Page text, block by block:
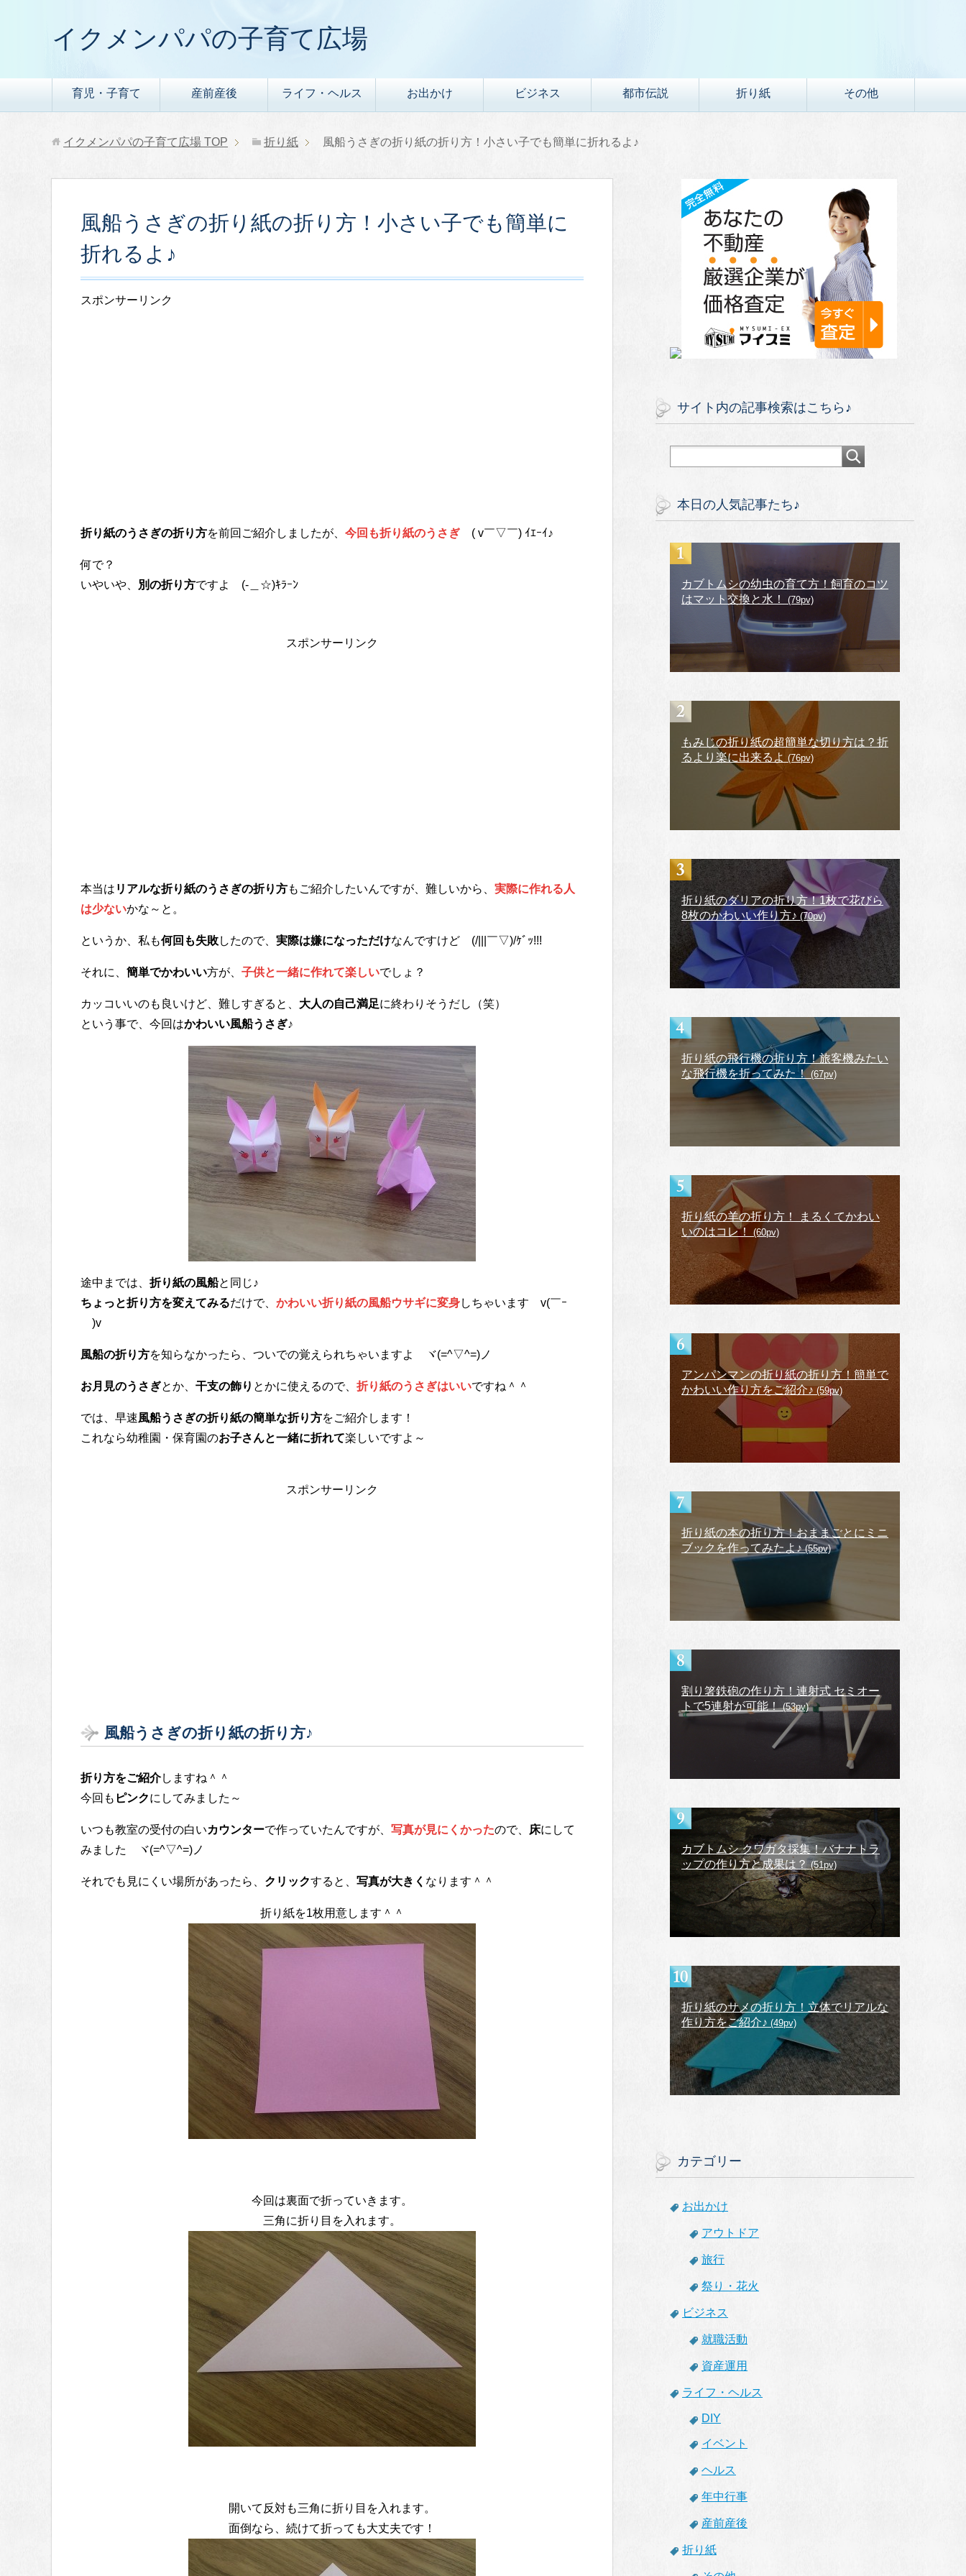
イクメンパパの子育て広場
育児・子育て 産前産後 ライフ・ヘルス お出かけ ビジネス 都市伝説 折り紙 その他
イクメンパパの子育て広場 TOP 折り紙 風船うさぎの折り紙の折り方！小さい子でも簡単に折れるよ♪
風船うさぎの折り紙の折り方！小さい子でも簡単に
折れるよ♪
スポンサーリンク
折り紙のうさぎの折り方を前回ご紹介しましたが、 今回も折り紙のうさぎ ( v￣▽￣) ｲｴｰｲ♪
何で？
いやいや、
別の折り方ですよ (-＿☆)ｷﾗｰﾝ
スポンサーリンク
本当は リアルな折り紙のうさぎの折り方もご紹介したいんですが、難しいから、 実際に作れる人
は少ないかな～と。
というか、私も何回も失敗したので、 実際は嫌になっただけなんですけど (/|||￣▽)/ｹﾞｯ!!!
それに、 簡単でかわいい方が、 子供と一緒に作れて楽しいでしょ？
カッコいいのも良いけど、難しすぎると、 大人の自己満足に終わりそうだし（笑）
という事で、今回はかわいい風船うさぎ♪
途中までは、 折り紙の風船と同じ♪
ちょっと折り方を変えてみるだけで、 かわいい折り紙の風船ウサギに変身しちゃいます v(￣ｰ
￣)v
風船の折り方を知らなかったら、ついでの覚えられちゃいますよ ヾ(=^▽^=)ノ
お月見のうさぎとか、 干支の飾り とかに使えるので、 折り紙のうさぎはいいですね＾＾
では、早速風船うさぎの折り紙の簡単な折り方をご紹介します！
これなら幼稚園・保育園のお子さんと一緒に折れて楽しいですよ～
スポンサーリンク
風船うさぎの折り紙の折り方♪
折り方をご紹介しますね＾＾
今回も ピンクにしてみました～
いつも教室の受付の白いカウンターで作っていたんですが、 写真が見にくかったので、 床にして
みました ヾ(=^▽^=)ノ
それでも見にくい場所があったら、 クリックすると、 写真が大きく なります＾＾
折り紙を1枚用意します＾＾
今回は裏面で折っていきます。
三角に折り目を入れます。
開いて反対も三角に折り目を入れます。
面倒なら、続けて折っても大丈夫です！
サイト内の記事検索はこちら♪
本日の人気記事たち♪
カブトムシの幼虫の育て方！飼育のコツ
はマット交換と水！
(79pv)
もみじの折り紙の超簡単な切り方は？折
るより楽に出来るよ (76pv)
折り紙のダリアの折り方！1枚で花びら
8枚のかわいい作り方♪ (70pv)
折り紙の飛行機の折り方！旅客機みたい
な飛行機を折ってみた！ (67pv)
折り紙の羊の折り方！ まるくてかわい
いのはコレ！
(60pv)
アンパンマンの折り紙の折り方！簡単で
かわいい作り方をご紹介♪ (59pv)
折り紙の本の折り方！おままごとにミニ
ブックを作ってみたよ♪(55pv)
割り箸鉄砲の作り方！連射式 セミオー
トで5連射が可能！(53pv)
カブトムシ クワガタ採集！バナナトラ
ップの作り方と成果は？ (51pv)
折り紙のサメの折り方！立体でリアルな
作り方をご紹介♪ (49pv)
カテゴリー
お出かけ
アウトドア
旅行
祭り・花火
ビジネス
就職活動
資産運用
ライフ・ヘルス
DIY
イベント
ヘルス
年中行事
産前産後
折り紙